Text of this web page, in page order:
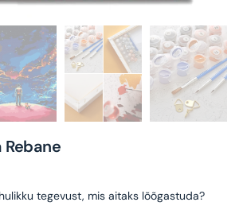
Rebane
tegevust, mis aitaks lõõgastuda?